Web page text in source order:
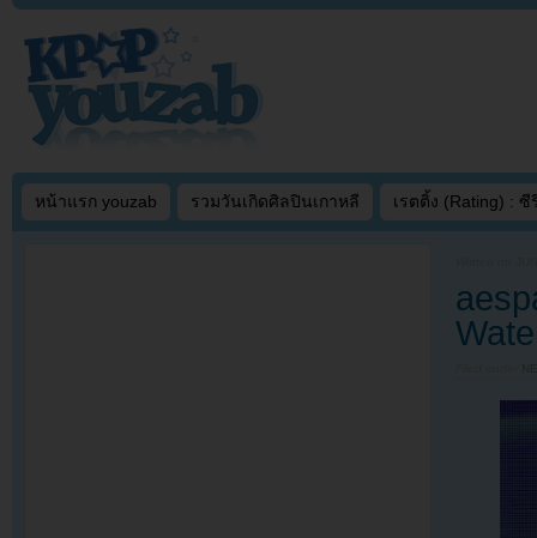
หน้าแรก youzab รวมวันเกิดศิลปินเกาหลี เรตติ้ง (Rating) : ซี